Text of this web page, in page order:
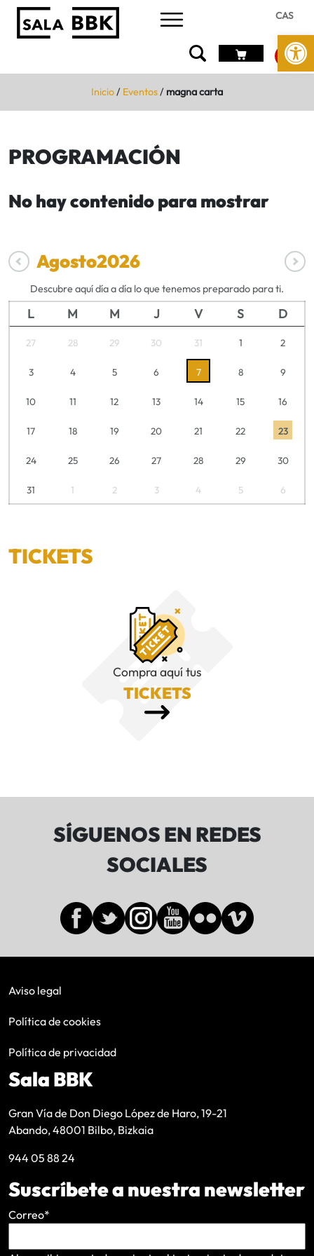
Abrir
CAS
Inicio/ Eventos/ magna carta
PROGRAMACIÓN
No hay contenido para mostrar
Agosto2026
Descubre aquí día a día lo que tenemos preparado para ti.
L M M J V S D
27 28 29 30 31 1 2
3 4 5 6 7 8 9
10 11 12 13 14 15 16
17 18 19 20 21 22 23
24 25 26 27 28 29 30
31 1 2 3 4 5 6
TICKETS
Compra aquí tus
TICKETS
SÍGUENOS EN REDES
SOCIALES
Aviso legal
Política de cookies
Política de privacidad
Sala BBK
Gran Vía de Don Diego López de Haro, 19-21
Abando, 48001 Bilbo, Bizkaia
944 05 88 24
Suscríbete a nuestra newsletter
Correo*